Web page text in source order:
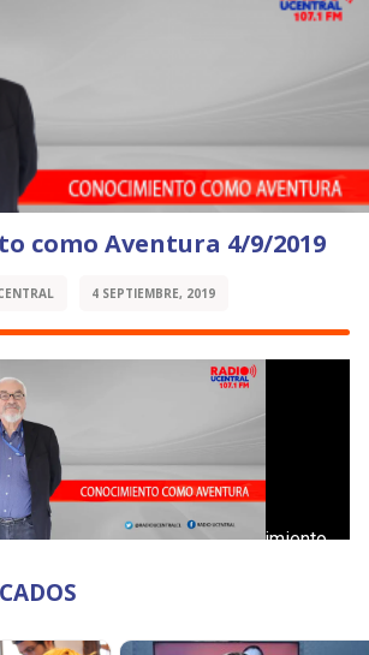
como Aventura 4/9/2019
4 SEPTIEMBRE, 2019